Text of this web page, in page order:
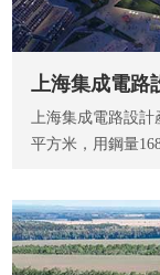
上海集成電路
上海集成電路設計
平方米，用鋼量